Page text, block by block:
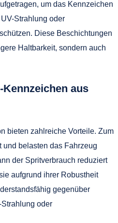
um das Kennzeichen
Strahlung oder
Diese Beschichtungen
Haltbarkeit, sondern auch
Kennzeichen aus
bieten zahlreiche Vorteile. Zum
belasten das Fahrzeug
der Spritverbrauch reduziert
aufgrund ihrer Robustheit
gegenüber
oder